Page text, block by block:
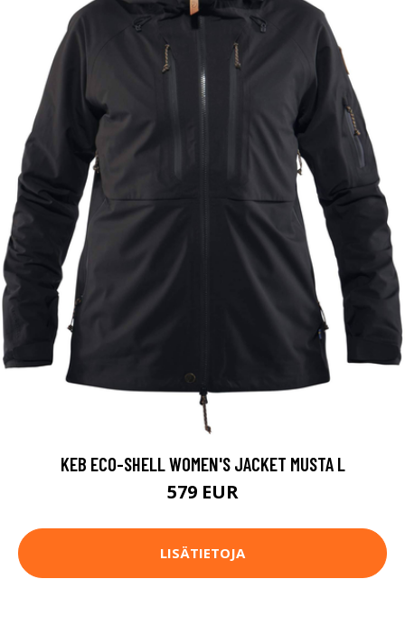
KEB ECO-SHELL WOMEN'S JACKET MUSTA L
579 EUR
LISÄTIETOJA